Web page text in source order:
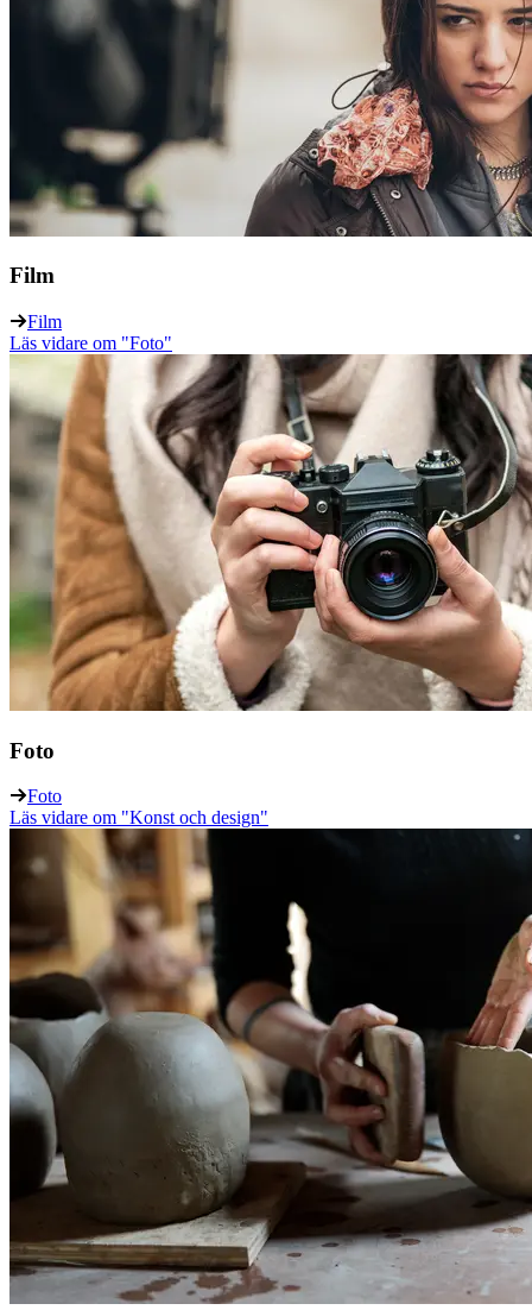
Film
Film
Läs vidare om "Foto"
Foto
Foto
Läs vidare om "Konst och design"